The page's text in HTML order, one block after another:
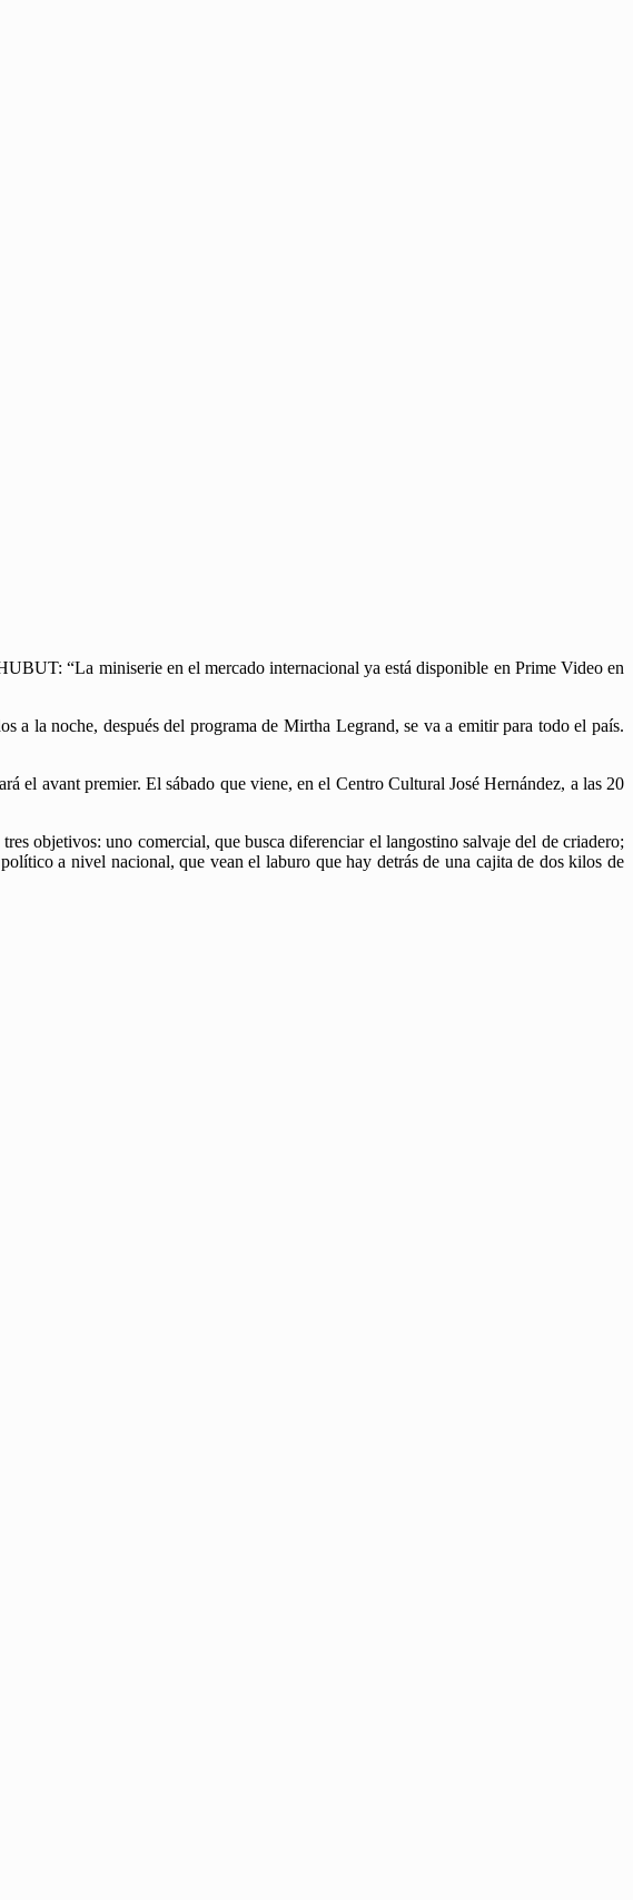
“La miniserie en el mercado internacional ya está disponible en Prime Video en
a la noche, después del programa de Mirtha Legrand, se va a emitir para todo el país.
el avant premier. El sábado que viene, en el Centro Cultural José Hernández, a las 20
objetivos: uno comercial, que busca diferenciar el langostino salvaje del de criadero;
a nivel nacional, que vean el laburo que hay detrás de una cajita de dos kilos de